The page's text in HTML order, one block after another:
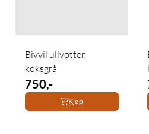
Bivvil ullvotter,
koksgrå
750,-
Kjøp